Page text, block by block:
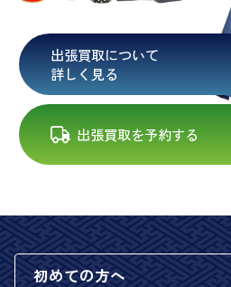
出張買取について
詳しく見る
出張買取を予約する
初めての方へ